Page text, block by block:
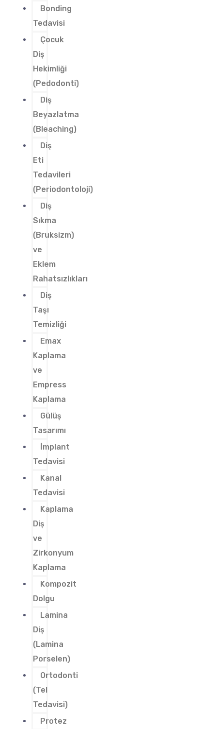
Bonding
Tedavisi
Çocuk
Diş
Hekimliği
(Pedodonti)
Diş
Beyazlatma
(Bleaching)
Diş
Eti
Tedavileri
(Periodontoloji)
Diş
Sıkma
(Bruksizm)
ve
Eklem
Rahatsızlıkları
Diş
Taşı
Temizliği
Emax
Kaplama
ve
Empress
Kaplama
Gülüş
Tasarımı
İmplant
Tedavisi
Kanal
Tedavisi
Kaplama
Diş
ve
Zirkonyum
Kaplama
Kompozit
Dolgu
Lamina
Diş
(Lamina
Porselen)
Ortodonti
(Tel
Tedavisi)
Protez